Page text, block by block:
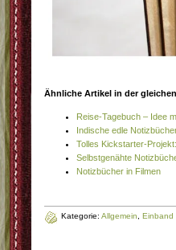
Ähnliche Artikel in der
Reise-Tagebuch – Idee
Indische edle
Tolles Kickstarter-
Selbstgenähte
Notizbücher in Filmen
Kategorie: Allgemein, Einband